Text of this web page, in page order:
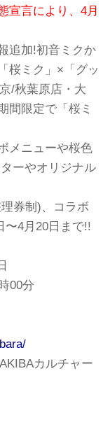
宣言により、4月
追加!初音ミクか
桜ミク」×「グッ
/秋葉原店・大
間限定で「桜ミ
メニューや桜色
ーやオリジナル
券制)、コラボ
〜4月20日まで!!
00分
カルチャー